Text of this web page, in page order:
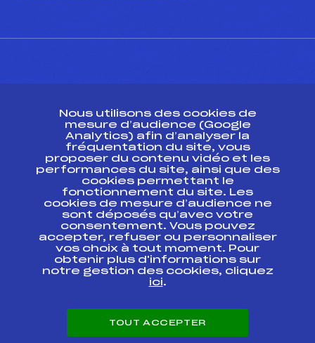
Ressources
Pass’Neige
Projet sportif fédéral
Projet de performance fédéral
Antidopage
Pôle Développement, Formation, Suivi
Scientifique
Listes ministérielles
Pôle vie de l’athlète
Enseignement professionnel
Carrières
Nous utilisons des cookies de
mesure d’audience (Google
Analytics) afin d’analyser la
fréquentation du site, vous
proposer du contenu vidéo et les
performances du site, ainsi que des
cookies permettant le
fonctionnement du site. Les
cookies de mesure d’audience ne
sont déposés qu’avec votre
consentement. Vous pouvez
accepter, refuser ou personnaliser
vos choix à tout moment. Pour
obtenir plus d'informations sur
notre gestion des cookies, cliquez
ici.
TOUT ACCEPTER